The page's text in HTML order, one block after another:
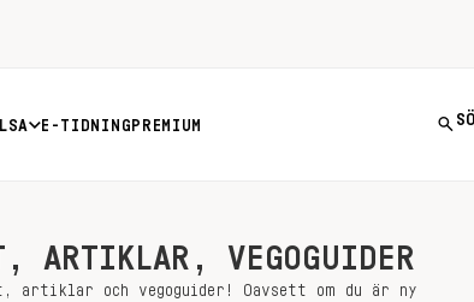
E-TIDNING PREMIUM
ARTIKLAR, VEGOGUIDER
artiklar och vegoguider! Oavsett om du är ny